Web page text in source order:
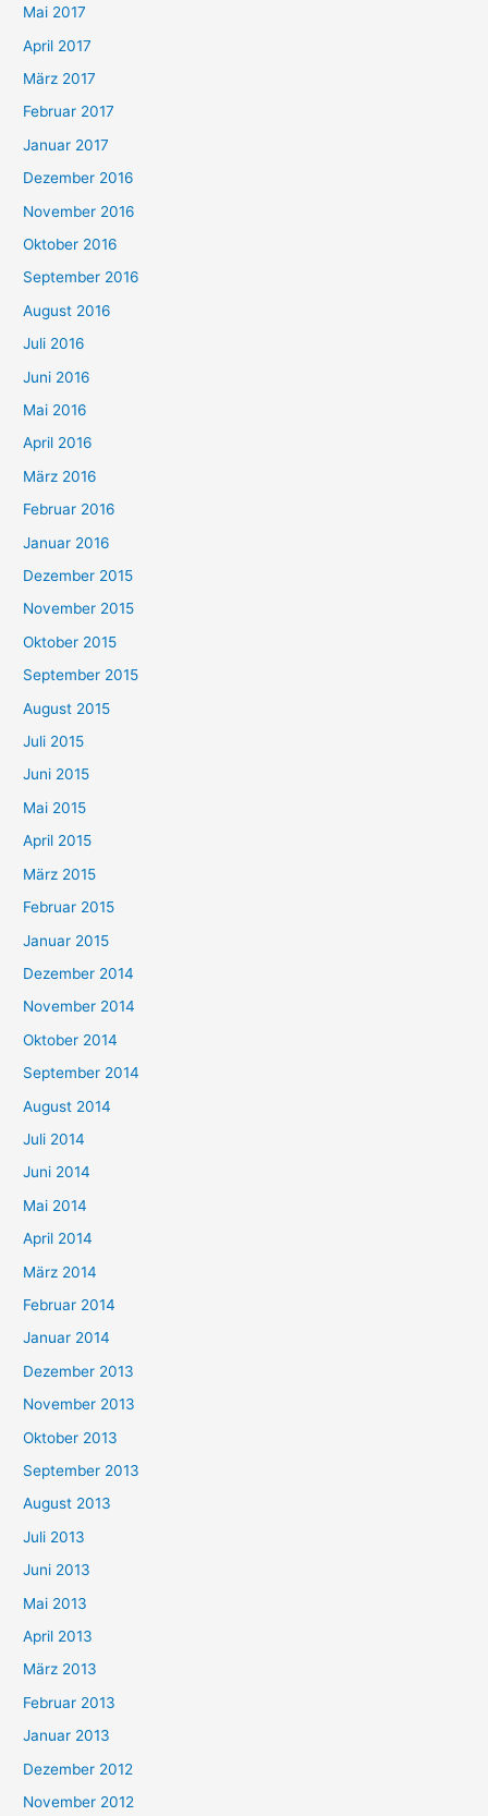
Mai 2017
April 2017
März 2017
Februar 2017
Januar 2017
Dezember 2016
November 2016
Oktober 2016
September 2016
August 2016
Juli 2016
Juni 2016
Mai 2016
April 2016
März 2016
Februar 2016
Januar 2016
Dezember 2015
November 2015
Oktober 2015
September 2015
August 2015
Juli 2015
Juni 2015
Mai 2015
April 2015
März 2015
Februar 2015
Januar 2015
Dezember 2014
November 2014
Oktober 2014
September 2014
August 2014
Juli 2014
Juni 2014
Mai 2014
April 2014
März 2014
Februar 2014
Januar 2014
Dezember 2013
November 2013
Oktober 2013
September 2013
August 2013
Juli 2013
Juni 2013
Mai 2013
April 2013
März 2013
Februar 2013
Januar 2013
Dezember 2012
November 2012